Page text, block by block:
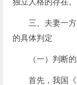
独立人格的存在。
三、夫妻一
的具体判定
（一）判断
首先，我国